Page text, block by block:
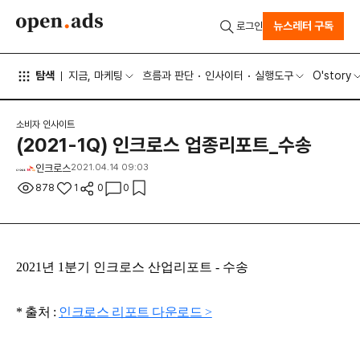
탐색 지금, 마케팅 흐름과 판단 인사이터 실행도구 O'story
로그인 뉴스레터 구독
소비자 인사이트
(2021-1Q) 인크로스 업종리포트_수송
인크로스2021.04.14 09:03
878 1 0 0
2021년 1분기 인크로스 산업리포트 - 수송
* 출처 : 인크로스 리포트 다운로드 >